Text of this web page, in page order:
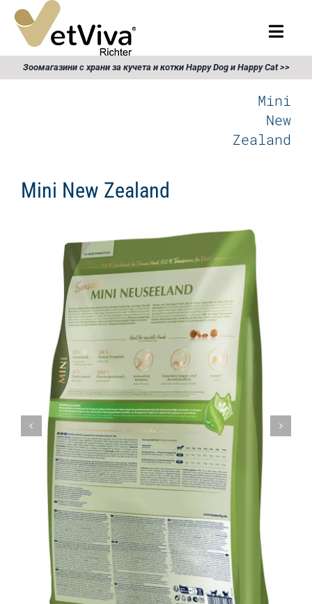
Skip
content
Търсене
за:
Храна за котки
Събития
Контакти
Ветеринарни диети
Зоомагазини с храни за кучета и котки Happy Dog и Happy Cat >>
Mini
New
Zealand
Mini New Zealand